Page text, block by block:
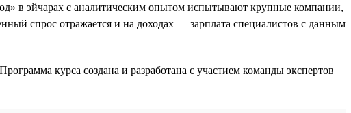
в эйчарах с аналитическим опытом испытывают крупные компании,
спрос отражается и на доходах — зарплата специалистов с данным
курса создана и разработана с участием команды экспертов